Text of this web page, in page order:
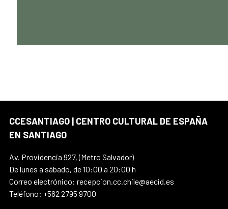
CCESANTIAGO | CENTRO CULTURAL DE ESPAÑA
EN SANTIAGO
Av. Providencia 927, (Metro Salvador)
De lunes a sábado, de 10:00 a 20:00 h
Correo electrónico: recepcion.cc.chile@aecid.es
Teléfono: +562 2795 9700